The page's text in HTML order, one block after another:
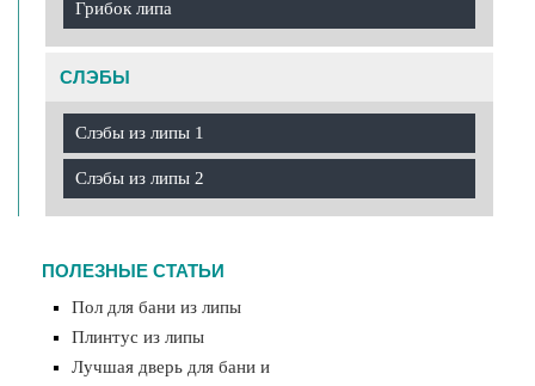
Грибок липа
СЛЭБЫ
Слэбы из липы 1
Слэбы из липы 2
ПОЛЕЗНЫЕ СТАТЬИ
Пол для бани из липы
Плинтус из липы
Лучшая дверь для бани и